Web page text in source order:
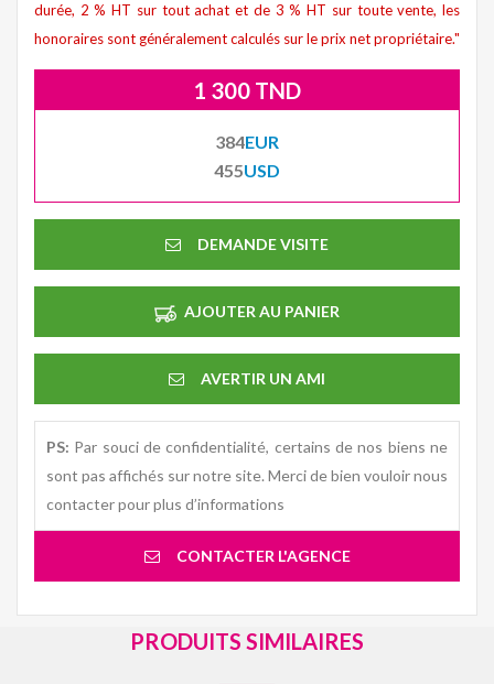
durée, 2 % HT sur tout achat et de 3 % HT sur toute vente, les
honoraires sont généralement calculés sur le prix net propriétaire."
1 300 TND
384EUR
455USD
DEMANDE VISITE
AJOUTER AU PANIER
AVERTIR UN AMI
PS: Par souci de confidentialité, certains de nos biens ne
sont pas affichés sur notre site. Merci de bien vouloir nous
contacter pour plus d’informations
CONTACTER L'AGENCE
PRODUITS SIMILAIRES